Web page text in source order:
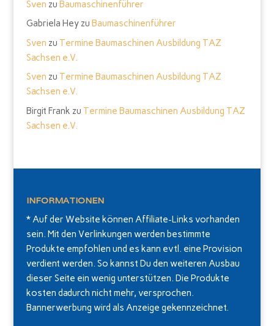
Sven zu Baumaschinenführer
Gabriela Heyzu Baumaschinenführer
Sven zu Termine Baumaschinen Ausbildung TAZ
Sachsen e.V.
Sven zu Termine Baumaschinen Ausbildung TAZ
Sachsen e.V.
Birgit Frank zu Termine Baumaschinen Ausbildung TAZ
Sachsen e.V.
INFORMATIONEN
* Auf der Website können Affiliate-Links vorhanden
sein. Mit den Verlinkungen werden bestimmte
Produkte empfohlen und es kann evtl. eine Provision
verdient werden. So kannst Du den weiteren Ausbau
dieser Seite ein wenig unterstützen. Die Produkte
kosten dadurch nicht mehr, versprochen.
Bannerwerbung wird als Anzeige gekennzeichnet.